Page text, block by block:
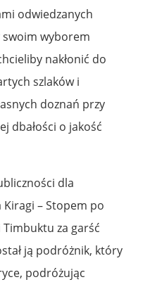
odwiedzanych
swoim wyborem
nakłonić do
szlaków i
doznań przy
dbałości o jakość
dla
Kiragi – Stopem po
Timbuktu za garść
ją podróżnik, który
podróżując